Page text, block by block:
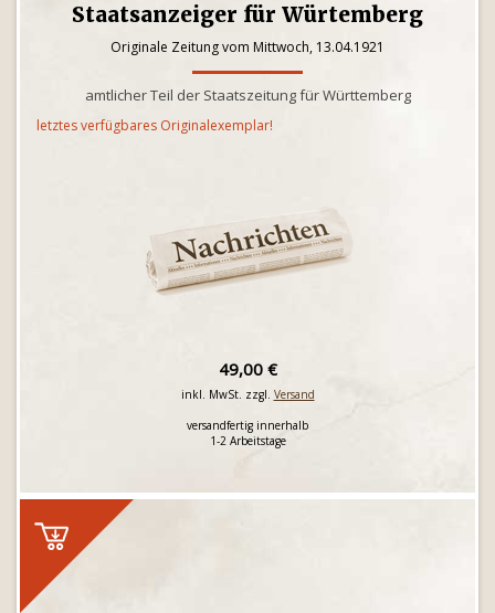
Staatsanzeiger für Würtemberg
Originale Zeitung vom Mittwoch, 13.04.1921
amtlicher Teil der Staatszeitung für Württemberg
letztes verfügbares Originalexemplar!
49,00 €
inkl. MwSt. zzgl. Versand
versandfertig innerhalb
1-2 Arbeitstage